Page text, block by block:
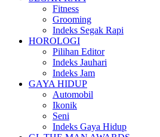
Fitness
Grooming
Indeks Segak Rapi
HOROLOGI
Pilihan Editor
Indeks Jauhari
Indeks Jam
GAYA HIDUP
Automobil
Ikonik
Seni
Indeks Gaya Hidup